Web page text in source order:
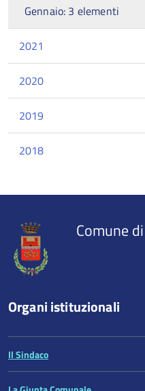
Gennaio: 3 elementi
2021
2020
2019
2018
del
Comune
Organi istituzionali
Il Sindaco